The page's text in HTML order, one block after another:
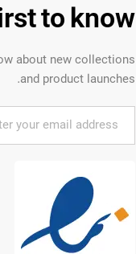
to know
about new collections
and product launches.